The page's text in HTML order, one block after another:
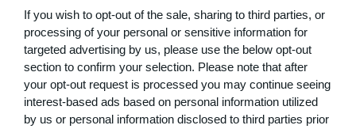
If you wish to opt-out of the sale, sharing to third parties, or
processing of your personal or sensitive information for
targeted advertising by us, please use the below opt-out
section to confirm your selection. Please note that after
your opt-out request is processed you may continue seeing
interest-based ads based on personal information utilized
by us or personal information disclosed to third parties prior
22. juni
FC Internationale (Superveteran) Fodboldorkestret
+47 Sæson 2026 2 5 Modstander